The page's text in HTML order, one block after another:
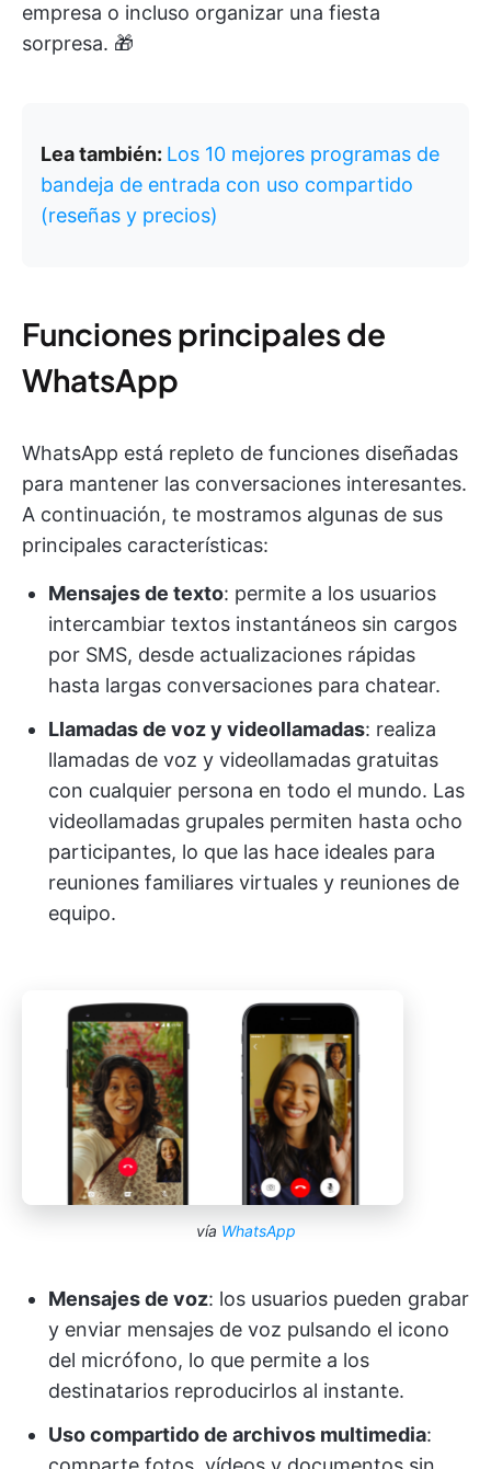
empresa o incluso organizar una fiesta
sorpresa. 🎁
Lea también: Los 10 mejores programas de
bandeja de entrada con uso compartido
(reseñas y precios)
Funciones principales de
WhatsApp
WhatsApp está repleto de funciones diseñadas
para mantener las conversaciones interesantes.
A continuación, te mostramos algunas de sus
principales características:
Mensajes de texto: permite a los usuarios
intercambiar textos instantáneos sin cargos
por SMS, desde actualizaciones rápidas
hasta largas conversaciones para chatear.
Llamadas de voz y videollamadas: realiza
llamadas de voz y videollamadas gratuitas
con cualquier persona en todo el mundo. Las
videollamadas grupales permiten hasta ocho
participantes, lo que las hace ideales para
reuniones familiares virtuales y reuniones de
equipo.
vía WhatsApp
Mensajes de voz: los usuarios pueden grabar
y enviar mensajes de voz pulsando el icono
del micrófono, lo que permite a los
destinatarios reproducirlos al instante.
Uso compartido de archivos multimedia: